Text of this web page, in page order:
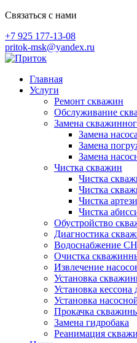
Связаться с нами
+7 925 177-13-08
pritok-msk@yandex.ru
Skip
contentГлавная
Услуги
Ремонт скважин
Обслуживание
Замена
Замена
Замена
Замена
Чистка скважин
Чистка
Чистка
Чистка
Чистка
Обустройство
Диагностика
Водоснабжение
Очистка
Извлечение
Установка
Установка
Установка
Прокачка
Замена гидробака
Реанимация